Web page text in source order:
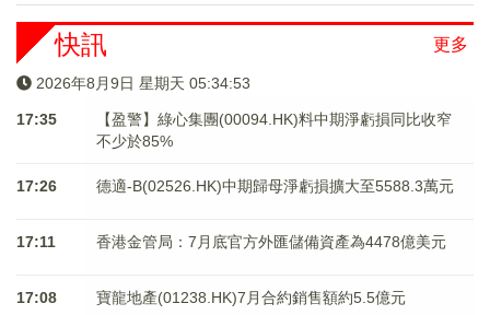
更多
快訊
2026年8月9日 星期天 05:34:53
17:35
【盈警】綠心集團(00094.HK)料中期淨虧損同比收窄
不少於85%
17:26 德適-B(02526.HK)中期歸母淨虧損擴大至5588.3萬元
17:11 香港金管局：7月底官方外匯儲備資產為4478億美元
17:08 寶龍地產(01238.HK)7月合約銷售額約5.5億元